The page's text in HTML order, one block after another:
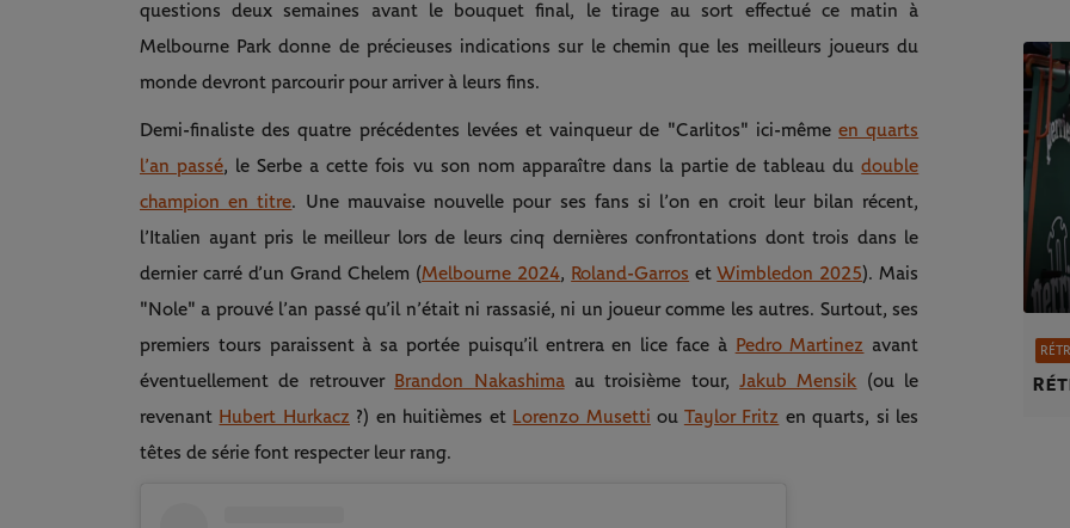
questions deux semaines avant le bouquet final, le tirage au sort effectué ce matin à
Melbourne Park donne de précieuses indications sur le chemin que les meilleurs joueurs du
monde devront parcourir pour arriver à leurs fins.
Demi-finaliste des quatre précédentes levées et vainqueur de "Carlitos" ici-mêmeen quarts
l’an passé, le Serbe a cette fois vu son nom apparaître dans la partie de tableau dudouble
champion en titre. Une mauvaise nouvelle pour ses fans si l’on en croit leur bilan récent,
l’Italien ayant pris le meilleur lors de leurs cinq dernières confrontations dont trois dans le
dernier carré d’un Grand Chelem (Melbourne 2024, Roland-Garros etWimbledon 2025). Mais
"Nole" a prouvé l’an passé qu’il n’était ni rassasié, ni un joueur comme les autres. Surtout, ses
premiers tours paraissent à sa portée puisqu’il entrera en lice face à
Pedro Martinez avant
éventuellement de retrouver
Brandon Nakashimaau troisième tour,Jakub Mensik (ou le
revenant Hubert Hurkacz ?) en huitièmes et Lorenzo Musetti ou Taylor Fritz en quarts, si les
têtes de série font respecter leur rang.